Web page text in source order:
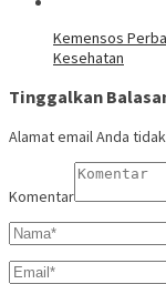
Kemensos
Kesehatan
Tinggalkan
Alamat email Anda
Komentar